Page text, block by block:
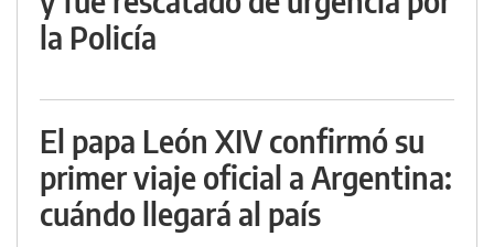
la Policía
El papa León XIV confirmó su
primer viaje oficial a Argentina:
cuándo llegará al país